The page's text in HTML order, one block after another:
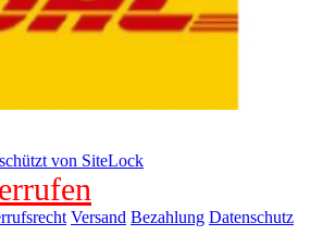
von SiteLock
Versand Bezahlung Datenschutz